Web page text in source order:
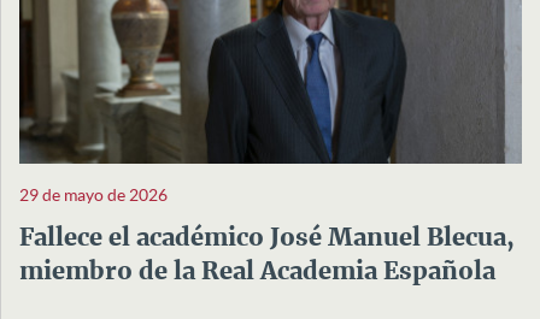
29 de mayo de 2026
Fallece el académico José Manuel Blecua,
miembro de la Real Academia Española